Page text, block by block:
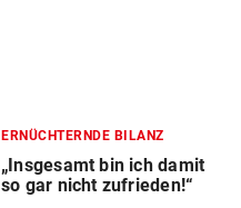
ERNÜCHTERNDE BILANZ
„Insgesamt bin ich damit
so gar nicht zufrieden!“